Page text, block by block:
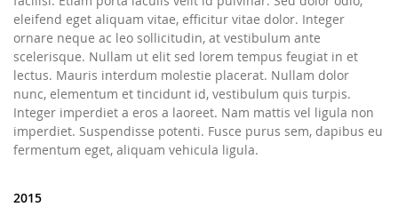
eleifend eget aliquam vitae, efficitur vitae dolor. Integer
ornare neque ac leo sollicitudin, at vestibulum ante
scelerisque. Nullam ut elit sed lorem tempus feugiat in et
lectus. Mauris interdum molestie placerat. Nullam dolor
nunc, elementum et tincidunt id, vestibulum quis turpis.
Integer imperdiet a eros a laoreet. Nam mattis vel ligula non
imperdiet. Suspendisse potenti. Fusce purus sem, dapibus eu
fermentum eget, aliquam vehicula ligula.
2015